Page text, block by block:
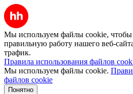
Мы используем файлы cookie, чтобы
правильную работу нашего веб-
трафик.
Правила использования файлов
Мы используем файлы cookie.
файлов cookie
Понятно